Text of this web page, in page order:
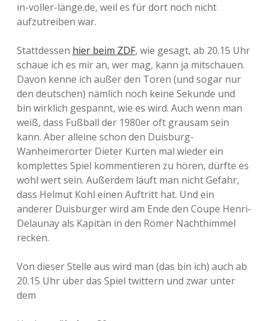
in-voller-länge.de, weil es für dort noch nicht
aufzutreiben war.
Stattdessen hier beim ZDF, wie gesagt, ab 20.15 Uhr
schaue ich es mir an, wer mag, kann ja mitschauen.
Davon kenne ich außer den Toren (und sogar nur
den deutschen) nämlich noch keine Sekunde und
bin wirklich gespannt, wie es wird. Auch wenn man
weiß, dass Fußball der 1980er oft grausam sein
kann. Aber alleine schon den Duisburg-
Wanheimerorter Dieter Kürten mal wieder ein
komplettes Spiel kommentieren zu hören, dürfte es
wohl wert sein. Außerdem läuft man nicht Gefahr,
dass Helmut Kohl einen Auftritt hat. Und ein
anderer Duisburger wird am Ende den Coupe Henri-
Delaunay als Kapitän in den Römer Nachthimmel
recken.
Von dieser Stelle aus wird man (das bin ich) auch ab
20.15 Uhr über das Spiel twittern und zwar unter
dem